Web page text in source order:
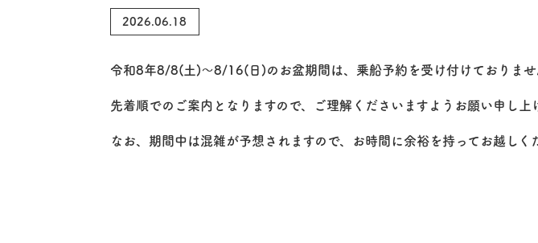
2026.06.18
令和8年8/8(土)～8/16(日)のお盆期間は、乗船予約を受け付けておりませ
先着順でのご案内となりますので、ご理解くださいますようお願い申し上
なお、期間中は混雑が予想されますので、お時間に余裕を持ってお越しく